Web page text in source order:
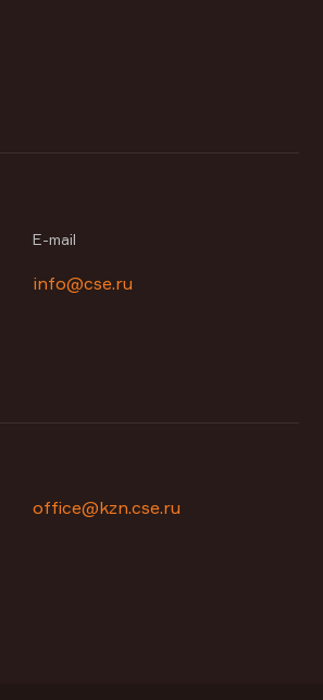
E-mail
info@cse.ru
office@kzn.cse.ru